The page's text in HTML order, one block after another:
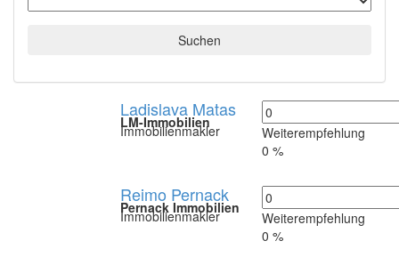
Suchen
Ladislava Matas
Immobilienmakler
LM-Immobilien
Weiterempfehlung
0 %
Reimo Pernack
Immobilienmakler
Pernack Immobilien
Weiterempfehlung
0 %